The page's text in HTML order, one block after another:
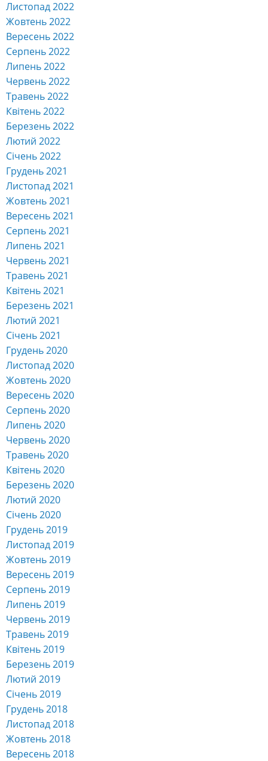
Листопад 2022
Жовтень 2022
Вересень 2022
Серпень 2022
Липень 2022
Червень 2022
Травень 2022
Квітень 2022
Березень 2022
Лютий 2022
Січень 2022
Грудень 2021
Листопад 2021
Жовтень 2021
Вересень 2021
Серпень 2021
Липень 2021
Червень 2021
Травень 2021
Квітень 2021
Березень 2021
Лютий 2021
Січень 2021
Грудень 2020
Листопад 2020
Жовтень 2020
Вересень 2020
Серпень 2020
Липень 2020
Червень 2020
Травень 2020
Квітень 2020
Березень 2020
Лютий 2020
Січень 2020
Грудень 2019
Листопад 2019
Жовтень 2019
Вересень 2019
Серпень 2019
Липень 2019
Червень 2019
Травень 2019
Квітень 2019
Березень 2019
Лютий 2019
Січень 2019
Грудень 2018
Листопад 2018
Жовтень 2018
Вересень 2018